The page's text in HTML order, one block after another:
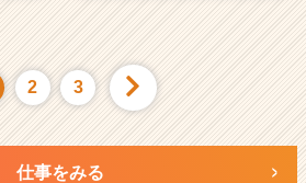
2 3
仕事をみる